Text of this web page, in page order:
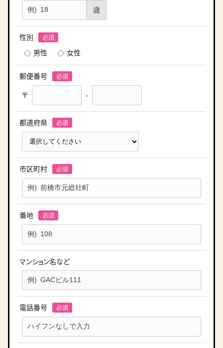
歳
性別
男性
女性
郵便番号
〒
-
都道府県
市区町村
番地
マンション名など
電話番号